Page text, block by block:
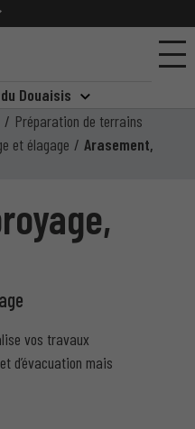
Douaisis
/ Préparation de terrains
et élagage / Arasement,
vos travaux
d’évacuation mais